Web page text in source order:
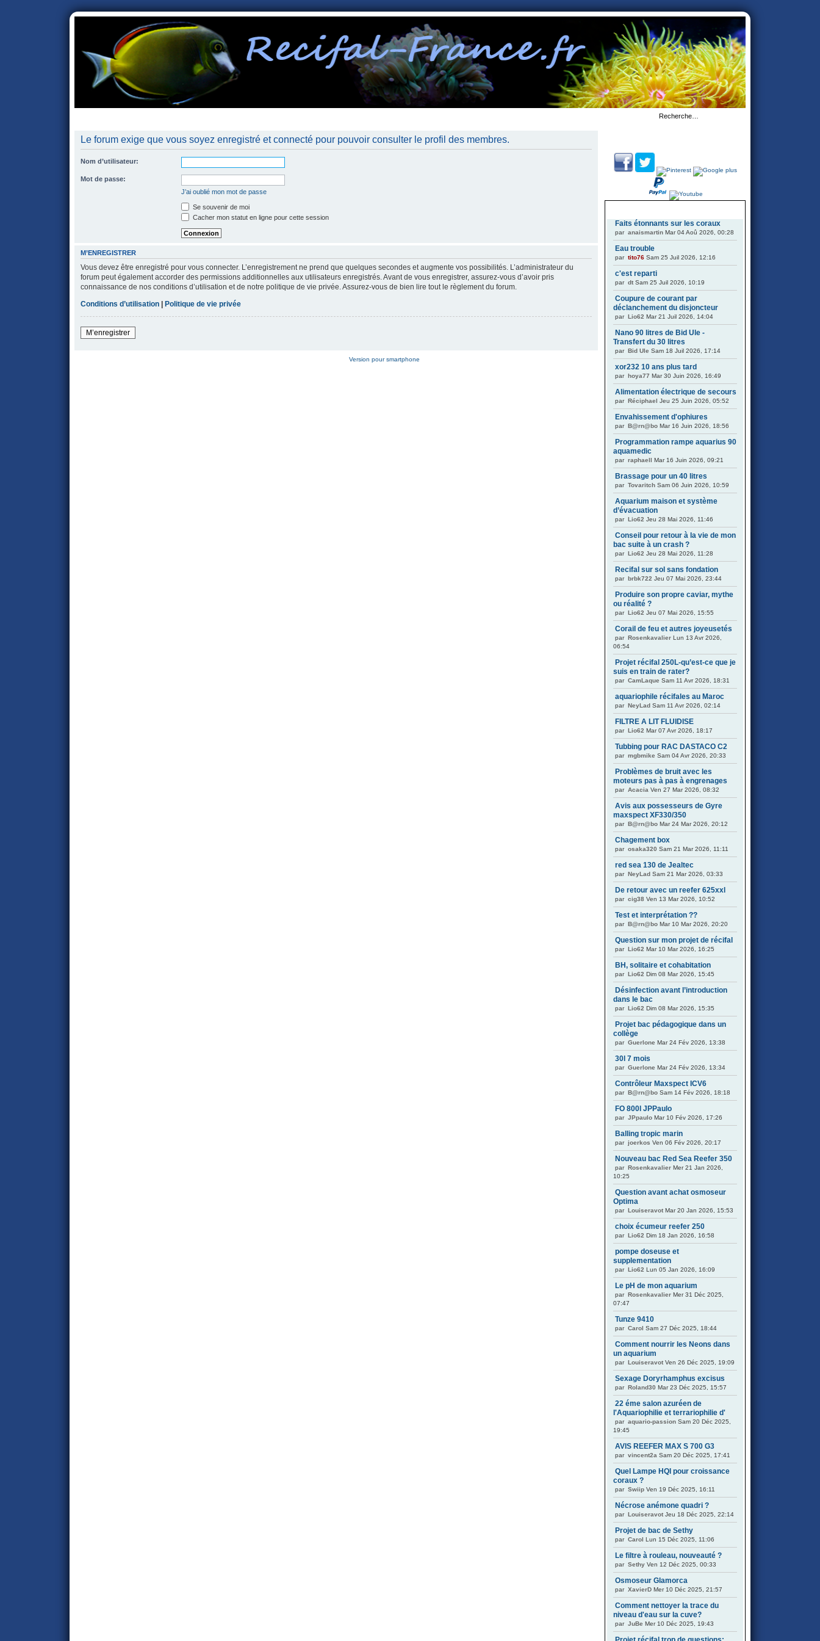
Le forum exige que vous soyez enregistré et connecté pour pouvoir consulter le profil des membres.
Nom d’utilisateur:
Mot de passe:
J’ai oublié mon mot de passe
Se souvenir de moi
Cacher mon statut en ligne pour cette session
M’ENREGISTRER
Vous devez être enregistré pour vous connecter. L’enregistrement ne prend que quelques secondes et augmente vos possibilités. L’administrateur du
forum peut également accorder des permissions additionnelles aux utilisateurs enregistrés. Avant de vous enregistrer, assurez-vous d’avoir pris
connaissance de nos conditions d’utilisation et de notre politique de vie privée. Assurez-vous de bien lire tout le règlement du forum.
Conditions d’utilisation | Politique de vie privée
M’enregistrer
Version pour smartphone
Faits étonnants sur les coraux
par anaismartin Mar 04 Aoû 2026, 00:28
Eau trouble
par tito76 Sam 25 Juil 2026, 12:16
c'est reparti
par dt Sam 25 Juil 2026, 10:19
Coupure de courant par
déclanchement du disjoncteur
par Lio62 Mar 21 Juil 2026, 14:04
Nano 90 litres de Bid Ule -
Transfert du 30 litres
par Bid Ule Sam 18 Juil 2026, 17:14
xor232 10 ans plus tard
par hoya77 Mar 30 Juin 2026, 16:49
Alimentation électrique de secours
par Réciphael Jeu 25 Juin 2026, 05:52
Envahissement d'ophiures
par B@rn@bo Mar 16 Juin 2026, 18:56
Programmation rampe aquarius 90
aquamedic
par raphaell Mar 16 Juin 2026, 09:21
Brassage pour un 40 litres
par Tovaritch Sam 06 Juin 2026, 10:59
Aquarium maison et système
d’évacuation
par Lio62 Jeu 28 Mai 2026, 11:46
Conseil pour retour à la vie de mon
bac suite à un crash ?
par Lio62 Jeu 28 Mai 2026, 11:28
Recifal sur sol sans fondation
par brbk722 Jeu 07 Mai 2026, 23:44
Produire son propre caviar, mythe
ou réalité ?
par Lio62 Jeu 07 Mai 2026, 15:55
Corail de feu et autres joyeusetés
par Rosenkavalier Lun 13 Avr 2026,
06:54
Projet récifal 250L-qu’est-ce que je
suis en train de rater?
par CamLaque Sam 11 Avr 2026, 18:31
aquariophile récifales au Maroc
par NeyLad Sam 11 Avr 2026, 02:14
FILTRE A LIT FLUIDISE
par Lio62 Mar 07 Avr 2026, 18:17
Tubbing pour RAC DASTACO C2
par mgbmike Sam 04 Avr 2026, 20:33
Problèmes de bruit avec les
moteurs pas à pas à engrenages
par Acacia Ven 27 Mar 2026, 08:32
Avis aux possesseurs de Gyre
maxspect XF330/350
par B@rn@bo Mar 24 Mar 2026, 20:12
Chagement box
par osaka320 Sam 21 Mar 2026, 11:11
red sea 130 de Jealtec
par NeyLad Sam 21 Mar 2026, 03:33
De retour avec un reefer 625xxl
par cig38 Ven 13 Mar 2026, 10:52
Test et interprétation ??
par B@rn@bo Mar 10 Mar 2026, 20:20
Question sur mon projet de récifal
par Lio62 Mar 10 Mar 2026, 16:25
BH, solitaire et cohabitation
par Lio62 Dim 08 Mar 2026, 15:45
Désinfection avant l’introduction
dans le bac
par Lio62 Dim 08 Mar 2026, 15:35
Projet bac pédagogique dans un
collège
par Guerlone Mar 24 Fév 2026, 13:38
30l 7 mois
par Guerlone Mar 24 Fév 2026, 13:34
Contrôleur Maxspect ICV6
par B@rn@bo Sam 14 Fév 2026, 18:18
FO 800l JPPaulo
par JPpaulo Mar 10 Fév 2026, 17:26
Balling tropic marin
par joerkos Ven 06 Fév 2026, 20:17
Nouveau bac Red Sea Reefer 350
par Rosenkavalier Mer 21 Jan 2026,
10:25
Question avant achat osmoseur
Optima
par Louiseravot Mar 20 Jan 2026, 15:53
choix écumeur reefer 250
par Lio62 Dim 18 Jan 2026, 16:58
pompe doseuse et
supplementation
par Lio62 Lun 05 Jan 2026, 16:09
Le pH de mon aquarium
par Rosenkavalier Mer 31 Déc 2025,
07:47
Tunze 9410
par Carol Sam 27 Déc 2025, 18:44
Comment nourrir les Neons dans
un aquarium
par Louiseravot Ven 26 Déc 2025, 19:09
Sexage Doryrhamphus excisus
par Roland30 Mar 23 Déc 2025, 15:57
22 éme salon azuréen de
l'Aquariophilie et terrariophilie d'
par aquario-passion Sam 20 Déc 2025,
19:45
AVIS REEFER MAX S 700 G3
par vincent2a Sam 20 Déc 2025, 17:41
Quel Lampe HQI pour croissance
coraux ?
par Swiip Ven 19 Déc 2025, 16:11
Nécrose anémone quadri ?
par Louiseravot Jeu 18 Déc 2025, 22:14
Projet de bac de Sethy
par Carol Lun 15 Déc 2025, 11:06
Le filtre à rouleau, nouveauté ?
par Sethy Ven 12 Déc 2025, 00:33
Osmoseur Glamorca
par XavierD Mer 10 Déc 2025, 21:57
Comment nettoyer la trace du
niveau d'eau sur la cuve?
par JuBe Mer 10 Déc 2025, 19:43